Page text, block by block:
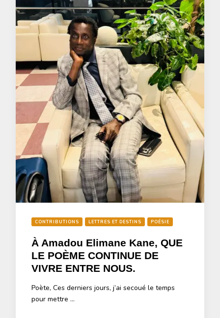
CONTRIBUTIONS LETTRES ET DESTINS POÉSIE
À Amadou Elimane Kane, QUE
LE POÈME CONTINUE DE
VIVRE ENTRE NOUS.
Poète, Ces derniers jours, j’ai secoué le temps
pour mettre …